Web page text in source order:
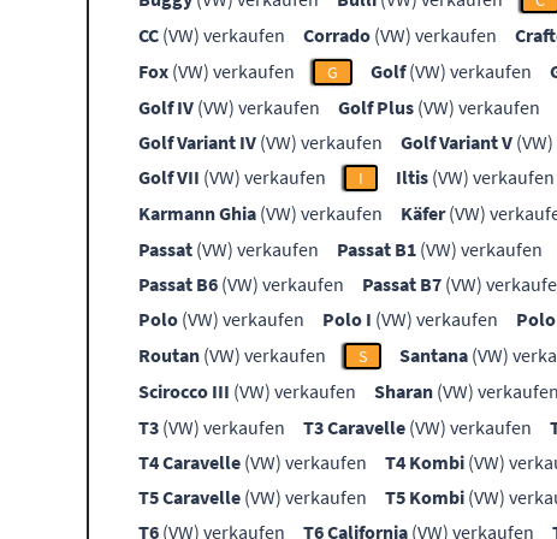
CC (VW) verkaufen Corrado (VW) verkaufen
Fox (VW) verkaufen G Golf(VW) verkaufen
Golf IV (VW) verkaufen Golf Plus (VW) verkaufen
Golf Variant IV (VW) verkaufen Golf Variant V
Golf VII (VW) verkaufen I Iltis (VW) verkaufen
Karmann Ghia (VW) verkaufen Käfer(VW)
Passat (VW) verkaufen Passat B1 (VW) verkaufen
Passat B6 (VW) verkaufen Passat B7 (VW)
Polo (VW) verkaufen Polo I (VW) verkaufen
Routan (VW) verkaufen S Santana (VW)
Scirocco III (VW) verkaufen Sharan (VW) verkaufen
T3 (VW) verkaufen T3 Caravelle (VW) verkaufen
T4 Caravelle (VW) verkaufen T4 Kombi (VW)
T5 Caravelle (VW) verkaufen T5 Kombi (VW)
T6 (VW) verkaufen T6 California (VW) verkaufen